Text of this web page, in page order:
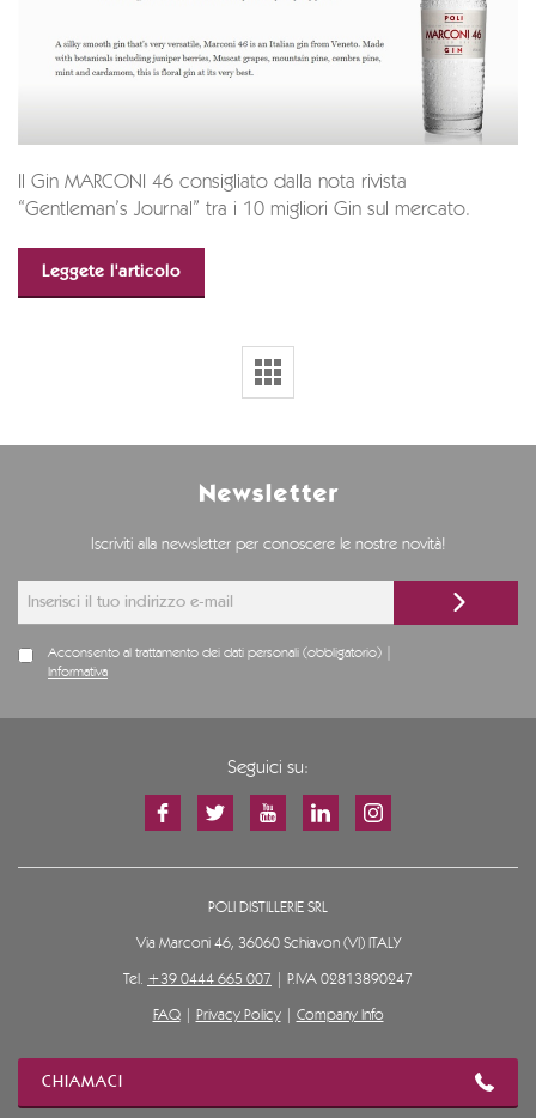
Il Gin MARCONI 46 consigliato dalla nota rivista
“Gentleman’s Journal” tra i 10 migliori Gin sul mercato.
Leggete l'articolo
Newsletter
Iscriviti alla newsletter per conoscere le nostre novità!
Acconsento al trattamento dei dati personali (obbligatorio) |
Informativa
Seguici su:
POLI DISTILLERIE SRL
Via Marconi 46, 36060 Schiavon (VI) ITALY
Tel. +39 0444 665 007 | P.IVA 02813890247
FAQ| Privacy Policy| Company Info
CHIAMACI